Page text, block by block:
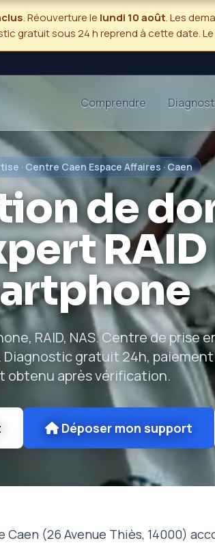
. Réouverture le lundi 10 août. Les
gratuit sous 24 h reprend à cette date.
Comprendre
· Centre Caen Espace Affaires · Caen
de
RAID, NAS. Centre de prise
Diagnostic gratuit 24h,
obtenu après vérification.
Déposer mon support
(26 Avenue Thiès, 14000)